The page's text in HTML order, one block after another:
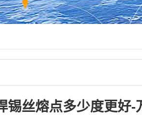
锡丝熔点多少度更好